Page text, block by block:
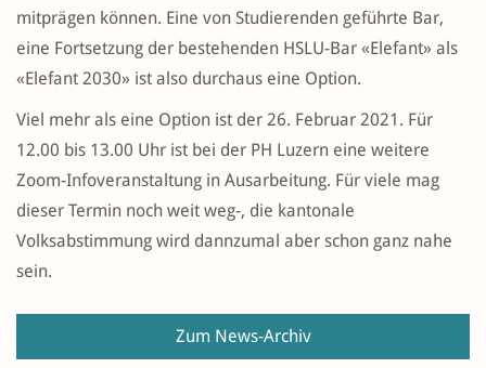
mitprägen können. Eine von Studierenden geführte Bar,
eine Fortsetzung der bestehenden HSLU-Bar «Elefant» als
«Elefant 2030» ist also durchaus eine Option.
Viel mehr als eine Option ist der 26. Februar 2021. Für
12.00 bis 13.00 Uhr ist bei der PH Luzern eine weitere
Zoom-Infoveranstaltung in Ausarbeitung. Für viele mag
dieser Termin noch weit weg-, die kantonale
Volksabstimmung wird dannzumal aber schon ganz nahe
sein.
Zum News-Archiv